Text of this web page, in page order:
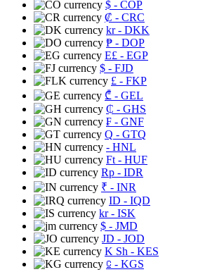
$ - COP
₡ - CRC
kr- DKK
₱ - DOP
E£ - EGP
$ - FJD
£ - FKP
₾ - GEL
₵ - GHS
₣ - GNF
Q - GTQ
- HNL
Ft - HUF
Rp - IDR
₹ - INR
ID - IQD
kr- ISK
$ - JMD
JD - JOD
K Sh - KES
⃀ - KGS